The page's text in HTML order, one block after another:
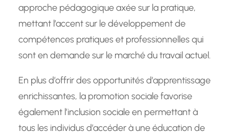
approche pédagogique axée sur la pratique,
mettant l’accent sur le développement de
compétences pratiques et professionnelles qui
sont en demande sur le marché du travail actuel.
En plus d’offrir des opportunités d’apprentissage
enrichissantes, la promotion sociale favorise
également l’inclusion sociale en permettant à
tous les individus d’accéder à une éducation de